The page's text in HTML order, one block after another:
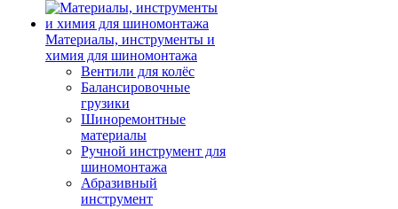
Материалы, инструменты и
химия для шиномонтажа
Вентили для колёс
Балансировочные
грузики
Шиноремонтные
материалы
Ручной инструмент для
шиномонтажа
Абразивный
инструмент